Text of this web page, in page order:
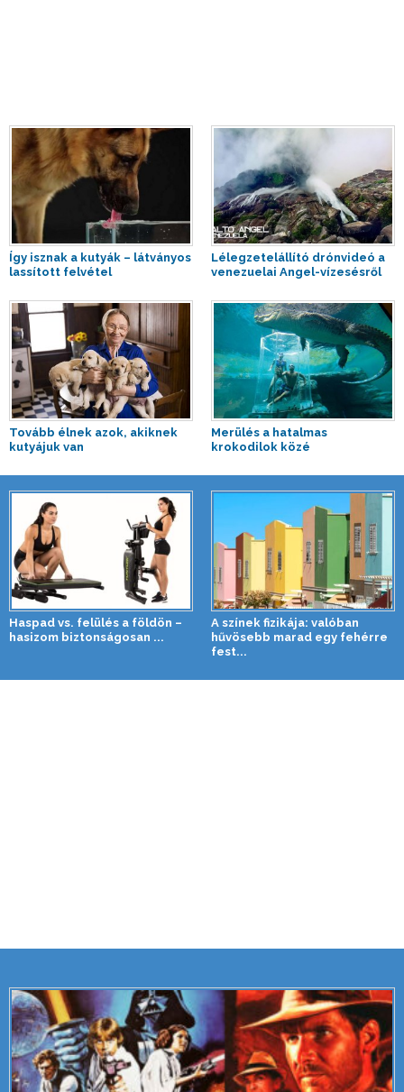
Így isznak a kutyák – látványos
lassított felvétel
Lélegzetelállító drónvideó a
venezuelai Angel-vízesésről
Tovább élnek azok, akiknek
kutyájuk van
Merülés a hatalmas
krokodilok közé
Haspad vs. felülés a földön –
hasizom biztonságosan ...
A színek fizikája: valóban
hűvösebb marad egy fehérre
fest...